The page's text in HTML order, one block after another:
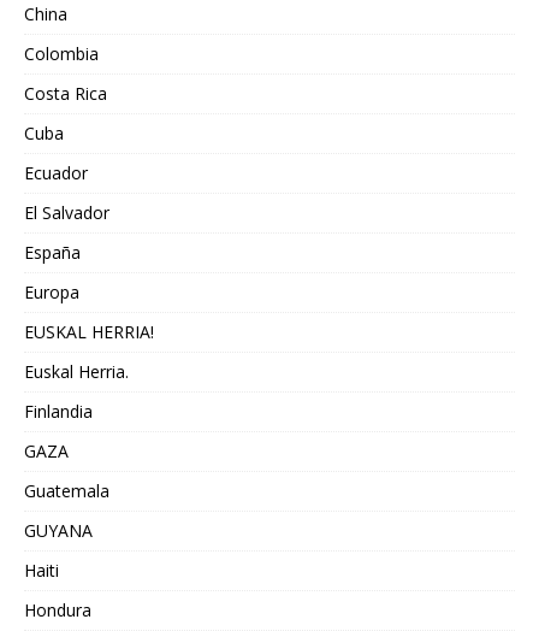
China
Colombia
Costa Rica
Cuba
Ecuador
El Salvador
España
Europa
EUSKAL HERRIA!
Euskal Herria.
Finlandia
GAZA
Guatemala
GUYANA
Haiti
Hondura